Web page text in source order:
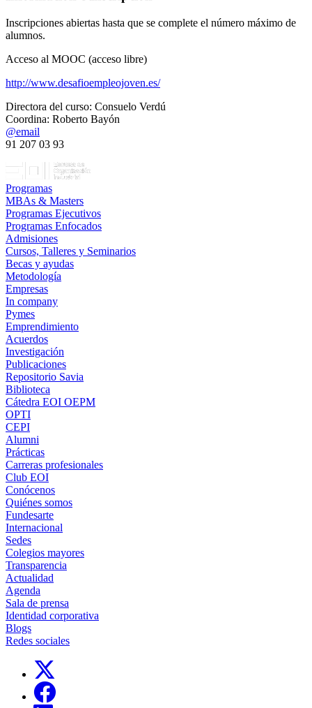
Inscripciones abiertas hasta que se complete el número máximo de
alumnos.
Acceso al MOOC (acceso libre)
http://www.desafioempleojoven.es/
Directora del curso: Consuelo Verdú
Coordina: Roberto Bayón
@email
91 207 03 93
Programas
MBAs & Masters
Programas Ejecutivos
Programas Enfocados
Admisiones
Cursos, Talleres y Seminarios
Becas y ayudas
Metodología
Empresas
In company
Pymes
Emprendimiento
Acuerdos
Investigación
Publicaciones
Repositorio Savia
Biblioteca
Cátedra EOI OEPM
OPTI
CEPI
Alumni
Prácticas
Carreras profesionales
Club EOI
Conócenos
Quiénes somos
Fundesarte
Internacional
Sedes
Colegios mayores
Transparencia
Actualidad
Agenda
Sala de prensa
Identidad corporativa
Blogs
Redes sociales
Links, Opens in this window